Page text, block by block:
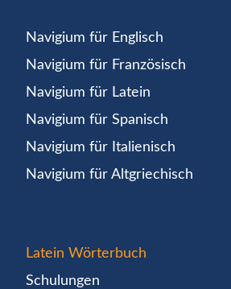
Navigium für Englisch
Navigium für Französisch
Navigium für Latein
Navigium für Spanisch
Navigium für Italienisch
Navigium für Altgriechisch
Latein Wörterbuch
Schulungen